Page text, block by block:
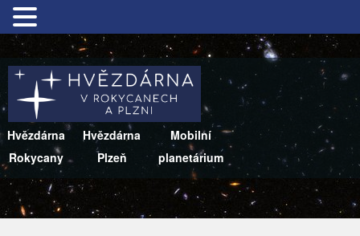
Hvězdárna
Rokycany
Hvězdárna
Plzeň
Mobilní
planetárium